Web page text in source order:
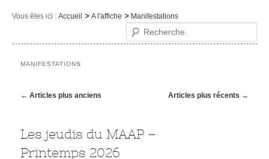
Vous êtes ici : Accueil A l'affiche Manifestations
Recherche
MANIFESTATIONS
Navigation des articles
← Articles plus anciens Articles plus récents →
Les jeudis du MAAP –
Printemps 2026